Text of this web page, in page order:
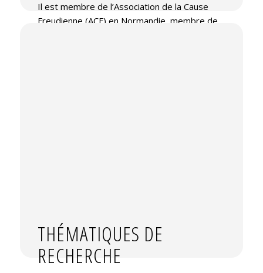
Il est membre de l’Association de la Cause
Freudienne (ACF) en Normandie, membre de
THÉMATIQUES DE
RECHERCHE